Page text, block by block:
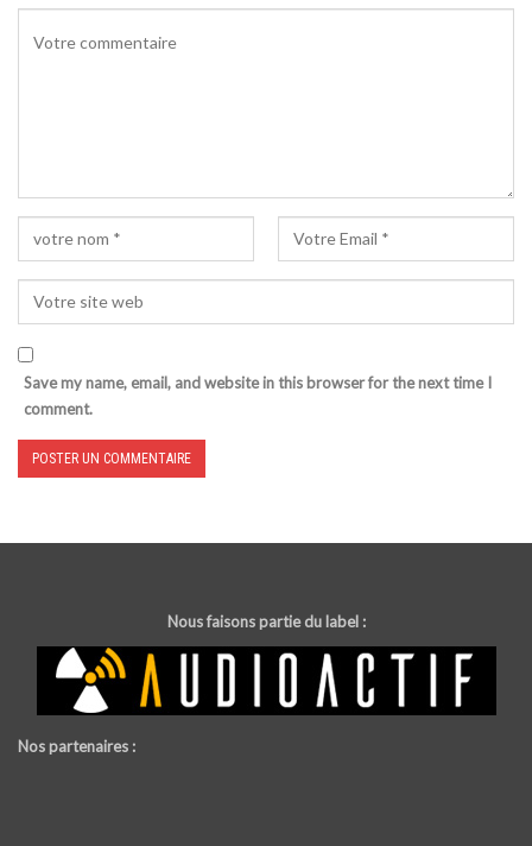
Save my name, email, and website in this browser for the next time I
comment.
Nous faisons partie du label :
Nos partenaires :